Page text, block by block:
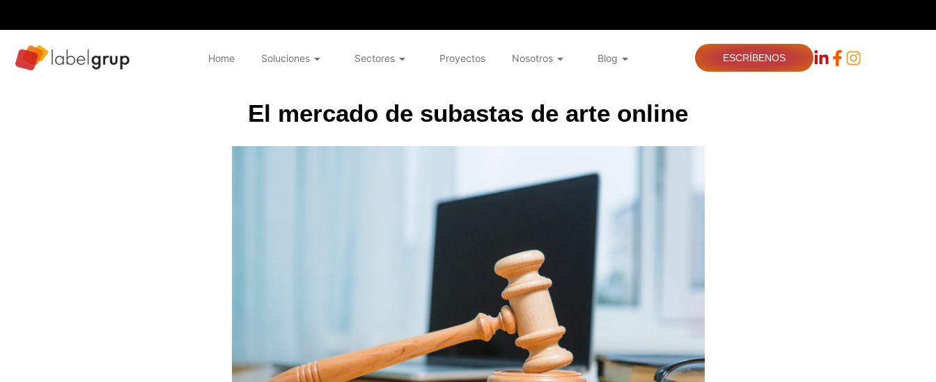
Home Soluciones Sectores Proyectos Nosotros Blog ESCRÍBENOS
El mercado de subastas de arte online